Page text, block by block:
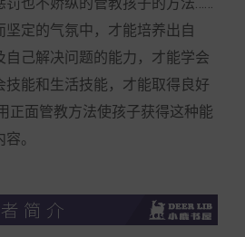
定的气氛中，才能培养出自
自己解决问题的能力，才能学会
技能和生活技能，才能取得良好
正面管教方法使孩子获得这种能
。